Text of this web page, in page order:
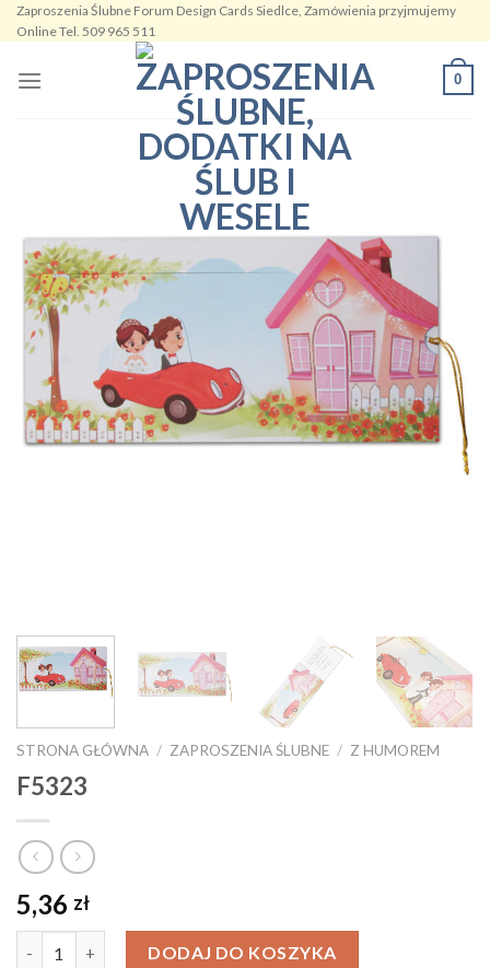
Skip
to
content
Zaproszenia Ślubne Forum Design Cards Siedlce, Zamówienia przyjmujemy
Online Tel. 509 965 511
0
STRONA GŁÓWNA / ZAPROSZENIA ŚLUBNE / Z HUMOREM
F5323
5,36 zł
DODAJ DO KOSZYKA